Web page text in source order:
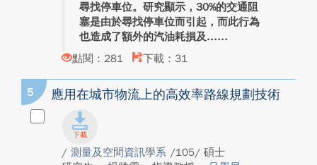
尋找停車位。研究顯示，30%的交通阻
塞是由於尋找停車位而引起，而此行為
也造成了額外的汽油耗損及...
點閱：281
下載：31
5 應用在城市物流上的高效率路線規劃技術
/ 測量及空間資訊學系 /105/ 碩士